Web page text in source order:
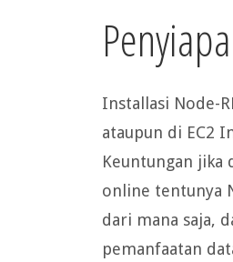
Installasi Node-
ataupun di EC2
Keuntungan jika
online tentunya
dari mana saja,
pemanfaatan